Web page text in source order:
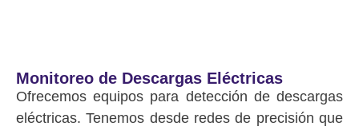
Monitoreo de Descargas Eléctricas
Ofrecemos equipos para detección de descargas
eléctricas. Tenemos desde redes de precisión que